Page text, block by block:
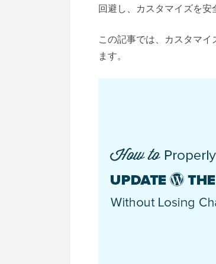
回避し、カスタマイズを安
この記事では、カスタマ
ます。